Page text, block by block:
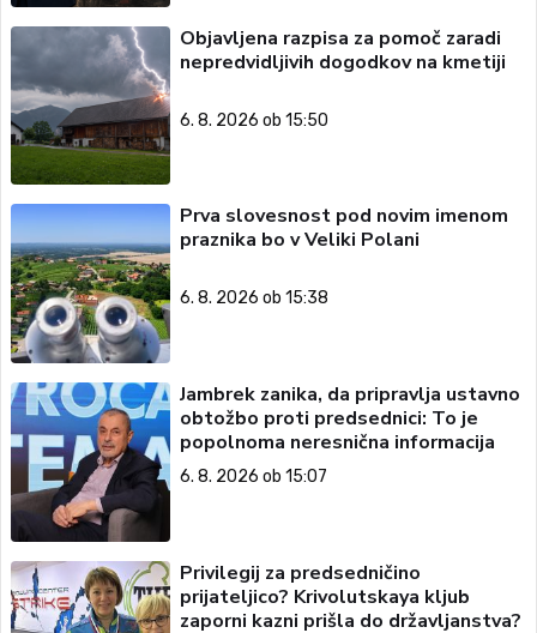
Objavljena razpisa za pomoč zaradi
nepredvidljivih dogodkov na kmetiji
6. 8. 2026 ob 15:50
Prva slovesnost pod novim imenom
praznika bo v Veliki Polani
6. 8. 2026 ob 15:38
Jambrek zanika, da pripravlja ustavno
obtožbo proti predsednici: To je
popolnoma neresnična informacija
6. 8. 2026 ob 15:07
Privilegij za predsedničino
prijateljico? Krivolutskaya kljub
zaporni kazni prišla do državljanstva?